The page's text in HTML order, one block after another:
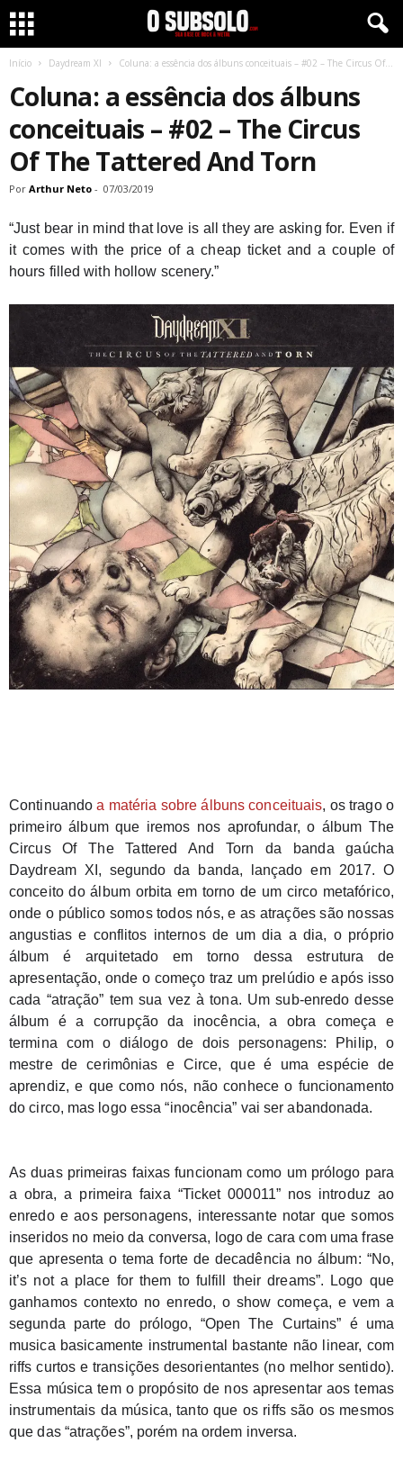
Início Daydream XI Coluna: a essência dos álbuns conceituais – #02 – The Circus Of...
Coluna: a essência dos álbuns
conceituais – #02 – The Circus
Of The Tattered And Torn
Por Arthur Neto - 07/03/2019
“Just bear in mind that love is all they are asking for. Even if
it comes with the price of a cheap ticket and a couple of
hours filled with hollow scenery.”
Continuando a matéria sobre álbuns conceituais, os trago o
primeiro álbum que iremos nos aprofundar, o álbum The
Circus Of The Tattered And Torn da banda gaúcha
Daydream XI, segundo da banda, lançado em 2017. O
conceito do álbum orbita em torno de um circo metafórico,
onde o público somos todos nós, e as atrações são nossas
angustias e conflitos internos de um dia a dia, o próprio
álbum é arquitetado em torno dessa estrutura de
apresentação, onde o começo traz um prelúdio e após isso
cada “atração” tem sua vez à tona. Um sub-enredo desse
álbum é a corrupção da inocência, a obra começa e
termina com o diálogo de dois personagens: Philip, o
mestre de cerimônias e Circe, que é uma espécie de
aprendiz, e que como nós, não conhece o funcionamento
do circo, mas logo essa “inocência” vai ser abandonada.
As duas primeiras faixas funcionam como um prólogo para
a obra, a primeira faixa “Ticket 000011” nos introduz ao
enredo e aos personagens, interessante notar que somos
inseridos no meio da conversa, logo de cara com uma frase
que apresenta o tema forte de decadência no álbum: “No,
it’s not a place for them to fulfill their dreams”. Logo que
ganhamos contexto no enredo, o show começa, e vem a
segunda parte do prólogo, “Open The Curtains” é uma
musica basicamente instrumental bastante não linear, com
riffs curtos e transições desorientantes (no melhor sentido).
Essa música tem o propósito de nos apresentar aos temas
instrumentais da música, tanto que os riffs são os mesmos
que das “atrações”, porém na ordem inversa.